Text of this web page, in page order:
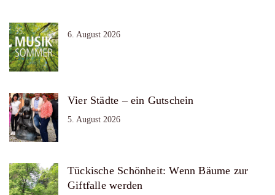
6. August 2026
Vier Städte – ein Gutschein
5. August 2026
Tückische Schönheit: Wenn Bäume zur
Giftfalle werden